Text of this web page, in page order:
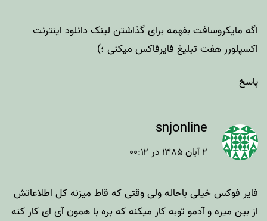
اگه مایکروسافت بفهمه برای گذاشتن لینک دانلود اینترنت
اکسپلورر هفت تبلیغ فایرفاکس میکنی ؛)
پاسخ
snjonline
۲ آبان ۱۳۸۵ در ۰۰:۱۲
فایر فوکس خیلی باحاله ولی وقتی که قاط میزنه کل اطلاعاتش
از بین میره و آدمو توبه کار میکنه که بره با همون آی ای کار کنه